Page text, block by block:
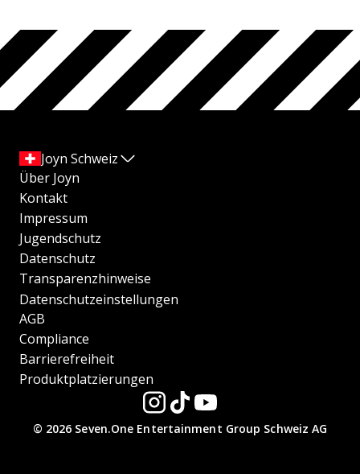
Joyn Schweiz
Über Joyn
Kontakt
Impressum
Jugendschutz
Datenschutz
Transparenzhinweise
Datenschutzeinstellungen
AGB
Compliance
Barrierefreiheit
Produktplatzierungen
© 2026 Seven.One Entertainment Group Schweiz AG